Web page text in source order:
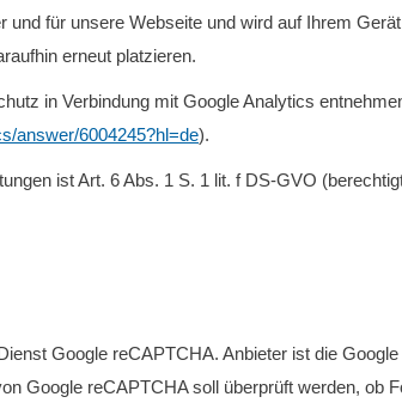
und für unsere Webseite und wird auf Ihrem
erneut platzieren.
in Verbindung mit Google Analytics
answer/6004245?hl=de).
ist Art. 6 Abs. 1 S. 1 lit. f DS-GVO
Google reCAPTCHA. Anbieter ist die
Google reCAPTCHA soll überprüft werden, ob